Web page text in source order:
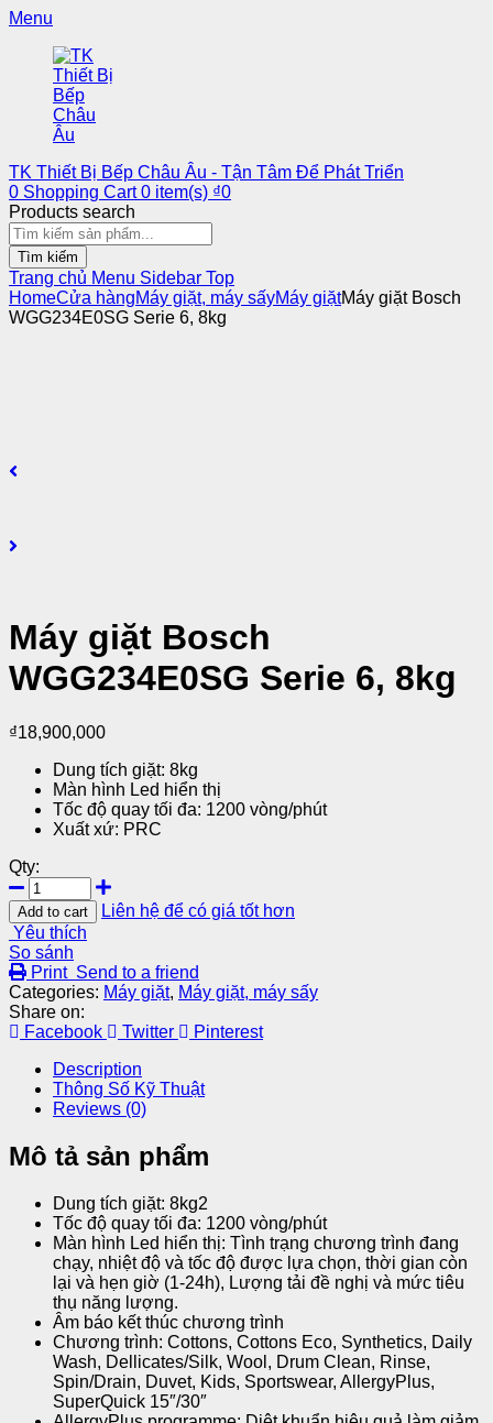
Menu
TK Thiết Bị Bếp Châu Âu - Tận Tâm Để Phát Triển
0 Shopping Cart 0 item(s) ₫0
Products search
Tìm kiếm
Trang chủ Menu Sidebar Top
HomeCửa hàngMáy giặt, máy sấyMáy giặtMáy giặt Bosch
WGG234E0SG Serie 6, 8kg
Máy giặt Bosch
WGG234E0SG Serie 6, 8kg
₫18,900,000
Dung tích giặt: 8kg
Màn hình Led hiển thị
Tốc độ quay tối đa: 1200 vòng/phút
Xuất xứ: PRC
Qty:
Add to cart
Liên hệ để có giá tốt hơn
Yêu thích
So sánh
Print Send to a friend
Categories: Máy giặt, Máy giặt, máy sấy
Share on:
Facebook
Twitter
Pinterest
Description
Thông Số Kỹ Thuật
Reviews (0)
Mô tả sản phẩm
Dung tích giặt: 8kg2
Tốc độ quay tối đa: 1200 vòng/phút
Màn hình Led hiển thị: Tình trạng chương trình đang
chạy, nhiệt độ và tốc độ được lựa chọn, thời gian còn
lại và hẹn giờ (1-24h), Lượng tải đề nghị và mức tiêu
thụ năng lượng.
Âm báo kết thúc chương trình
Chương trình: Cottons, Cottons Eco, Synthetics, Daily
Wash, Dellicates/Silk, Wool, Drum Clean, Rinse,
Spin/Drain, Duvet, Kids, Sportswear, AllergyPlus,
SuperQuick 15″/30″